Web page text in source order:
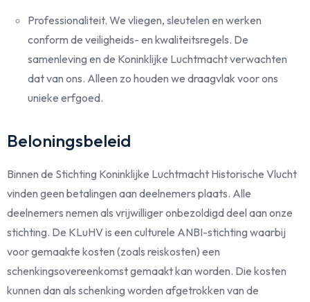
Professionaliteit. We vliegen, sleutelen en werken
conform de veiligheids- en kwaliteitsregels. De
samenleving en de Koninklijke Luchtmacht verwachten
dat van ons. Alleen zo houden we draagvlak voor ons
unieke erfgoed.
Beloningsbeleid
Binnen de Stichting Koninklijke Luchtmacht Historische Vlucht
vinden geen betalingen aan deelnemers plaats. Alle
deelnemers nemen als vrijwilliger onbezoldigd deel aan onze
stichting. De KLuHV is een culturele ANBI-stichting waarbij
voor gemaakte kosten (zoals reiskosten) een
schenkingsovereenkomst gemaakt kan worden. Die kosten
kunnen dan als schenking worden afgetrokken van de